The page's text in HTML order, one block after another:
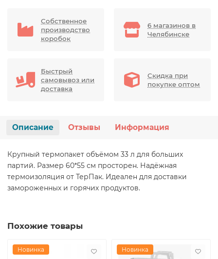
Собственное
производство
коробок
6 магазинов в
Челябинске
Быстрый
самовывоз или
доставка
Скидка при
покупке оптом
Описание Отзывы Информация
Крупный термопакет объёмом 33 л для больших
партий. Размер 60*55 см просторен. Надёжная
термоизоляция от ТерПак. Идеален для доставки
замороженных и горячих продуктов.
Похожие товары
Новинка Новинка